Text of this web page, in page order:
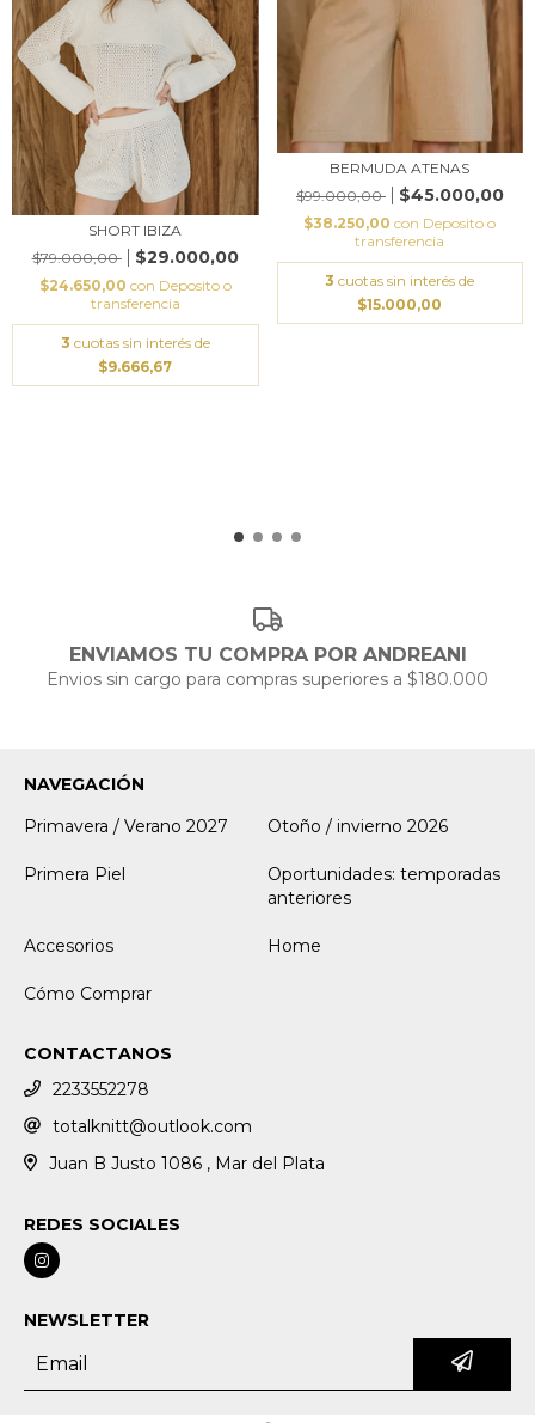
SHORT IBIZA
$79.000,00
$29.000,00
$24.650,00 con Deposito o
transferencia
3 cuotas sin interés de
$9.666,67
BERMUDA ATENAS
$99.000,00
$45.000,00
$38.250,00con Deposito o
transferencia
3 cuotas sin interés de
$15.000,00
ENVIAMOS TU COMPRA POR ANDREANI
Envios sin cargo para compras superiores a $180.000
NAVEGACIÓN
Primavera / Verano 2027
Otoño / invierno 2026
Primera Piel
Oportunidades: temporadas
anteriores
Accesorios Home
Cómo Comprar
CONTACTANOS
2233552278
totalknitt@outlook.com
Juan B Justo 1086 , Mar del Plata
REDES SOCIALES
NEWSLETTER